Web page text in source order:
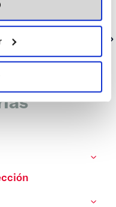
día en nuestro querido